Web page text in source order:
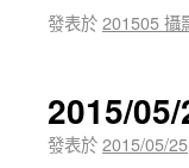
發表於201505 攝
2015/
發表於2015/05/25